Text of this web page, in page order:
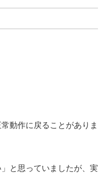
動作に戻ることがありま
と思っていましたが、実